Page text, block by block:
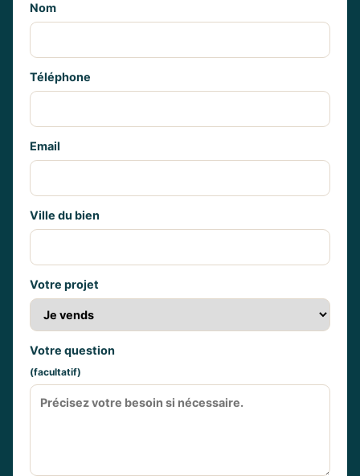
Nom
Téléphone
Email
Ville du bien
Votre projet
Votre question
(facultatif)